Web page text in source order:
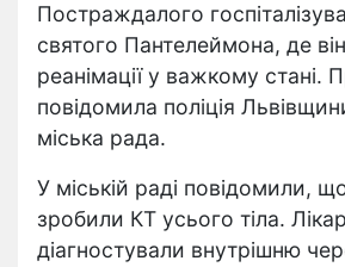
Постраждалого
святого Пантелеймона, де
реанімації у важкому стані.
повідомила поліція
міська рада.
У міській раді повідомили,
зробили КТ усього тіла.
діагностували внутрішню